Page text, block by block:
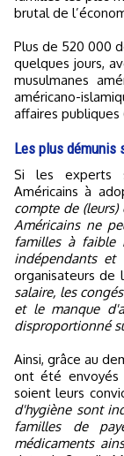
brutal de
Plus de 520 000
quelques jours,
musulmanes
américano-
affaires publiques
Les plus démunis
Si les experts sanitaires appellent, à juste titre, les
Américains à
compte de
Américains ne
familles à faible
indépendants et
organisateurs de
salaire, les
et le manque
disproportionné
Ainsi, grâce au
ont été envoyés
soient leurs
d'hygiène sont
familles de
médicaments